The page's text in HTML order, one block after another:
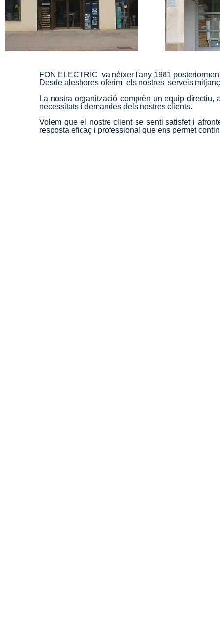
FON ELECTRIC va nèixer l'any 1981
Desde aleshores oferim els nostres serveis
La nostra organització comprèn un equip
necessitats i demandes dels nostres clients.
Volem que el nostre client se senti satisfet i
resposta eficaç i professional que ens permet